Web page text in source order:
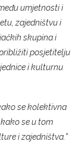
umjetnosti i
zajedništvu i
skupina i
posjetitelju
i kulturnu
se kolektivna
se u tom
i zajedništva.”